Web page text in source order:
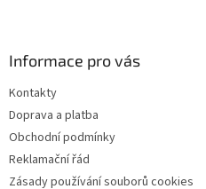
Informace pro vás
Kontakty
Doprava a platba
Obchodní podmínky
Reklamační řád
Zásady používání souborů cookies